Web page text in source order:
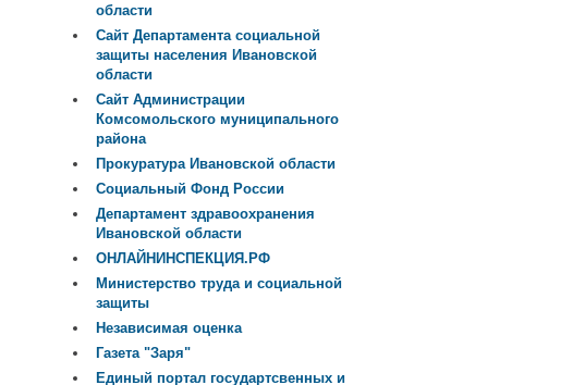
области
Сайт Департамента социальной
защиты населения Ивановской
области
Сайт Администрации
Комсомольского муниципального
района
Прокуратура Ивановской области
Социальный Фонд России
Департамент здравоохранения
Ивановской области
ОНЛАЙНИНСПЕКЦИЯ.РФ
Министерство труда и социальной
защиты
Независимая оценка
Газета "Заря"
Единый портал государтсвенных и